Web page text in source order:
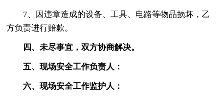
7、因违章造成的设备、工具、电路等物品损坏，乙
方负责进行赔款。
四、未尽事宜，双方协商解决。
五、现场安全工作负责人：
六、现场安全工作监护人：